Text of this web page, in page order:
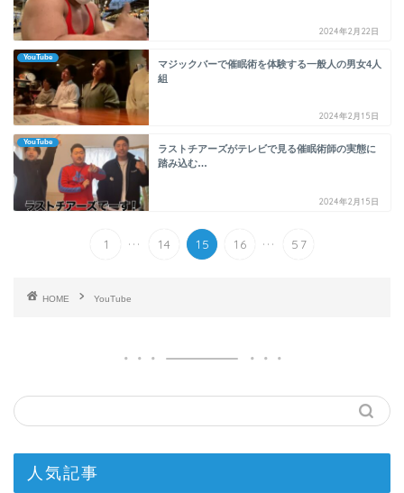
2024年2月22日
YouTube
マジックバーで催眠術を体験する一般人の男女4人
組
2024年2月15日
YouTube
ラストチアーズがテレビで見る催眠術師の実態に
踏み込む…
2024年2月15日
1 ... 14 15 16 ... 57
HOME YouTube
人気記事